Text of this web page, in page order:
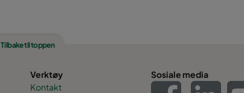
Tilbake til toppen
Verktøy
Kontakt
Sosiale media